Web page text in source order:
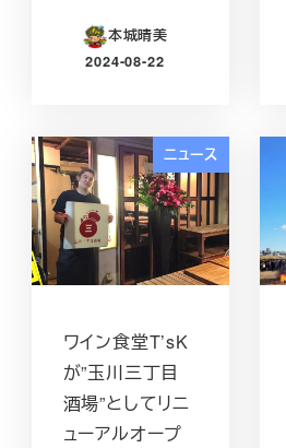
本城晴美
投稿日
2024-08-22
ニュース
ワイン食堂T’sK
が”玉川三丁目
酒場”としてリニ
ューアルオープ